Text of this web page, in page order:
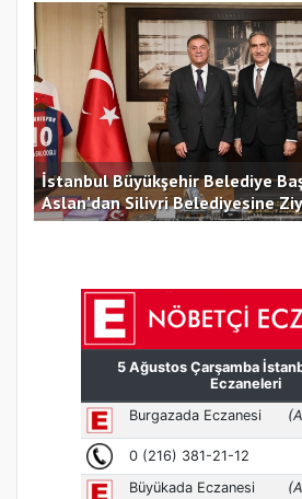
İstanbul Büyükşehir Belediye
Aslan’dan Silivri Belediyesine